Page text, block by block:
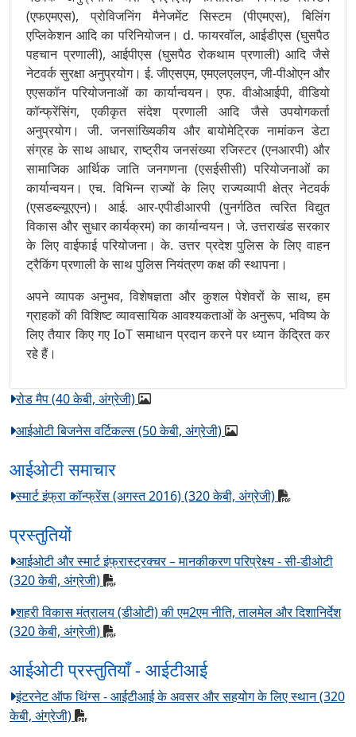
(एफएमएस), प्रोविजनिंग मैनेजमेंट सिस्टम (पीएमएस), बिलिंग
एप्लिकेशन आदि का परिनियोजन। d. फायरवॉल, आईडीएस (घुसपैठ
पहचान प्रणाली), आईपीएस (घुसपैठ रोकथाम प्रणाली) आदि जैसे
नेटवर्क सुरक्षा अनुप्रयोग। ई. जीएसएम, एमएलएलएन, जी-पीओएन और
एएसकॉन परियोजनाओं का कार्यान्वयन। एफ. वीओआईपी, वीडियो
कॉन्फ्रेंसिंग, एकीकृत संदेश प्रणाली आदि जैसे उपयोगकर्ता
अनुप्रयोग। जी. जनसांख्यिकीय और बायोमेट्रिक नामांकन डेटा
संग्रह के साथ आधार, राष्ट्रीय जनसंख्या रजिस्टर (एनआरपी) और
सामाजिक आर्थिक जाति जनगणना (एसईसीसी) परियोजनाओं का
कार्यान्वयन। एच. विभिन्न राज्यों के लिए राज्यव्यापी क्षेत्र नेटवर्क
(एसडब्ल्यूएएन)। आई. आर-एपीडीआरपी (पुनर्गठित त्वरित विद्युत
विकास और सुधार कार्यक्रम) का कार्यान्वयन। जे. उत्तराखंड सरकार
के लिए वाईफाई परियोजना। के. उत्तर प्रदेश पुलिस के लिए वाहन
ट्रैकिंग प्रणाली के साथ पुलिस नियंत्रण कक्ष की स्थापना।
अपने व्यापक अनुभव, विशेषज्ञता और कुशल पेशेवरों के साथ, हम
ग्राहकों की विशिष्ट व्यावसायिक आवश्यकताओं के अनुरूप, भविष्य के
लिए तैयार किए गए IoT समाधान प्रदान करने पर ध्यान केंद्रित कर
रहे हैं।
रोड मैप (40 केबी, अंग्रेजी)
आईओटी बिजनेस वर्टिकल्स (50 केबी, अंग्रेजी)
आईओटी समाचार
स्मार्ट इंफ्रा कॉन्फ्रेंस (अगस्त 2016) (320 केबी, अंग्रेजी)
प्रस्तुतियों
आईओटी और स्मार्ट इंफ्रास्ट्रक्चर – मानकीकरण परिप्रेक्ष्य - सी-डीओटी
(320 केबी, अंग्रेजी)
शहरी विकास मंत्रालय (डीओटी) की एम2एम नीति, तालमेल और दिशानिर्देश
(320 केबी, अंग्रेजी)
आईओटी प्रस्तुतियाँ - आईटीआई
इंटरनेट ऑफ थिंग्स - आईटीआई के अवसर और सहयोग के लिए स्थान (320
केबी, अंग्रेजी)